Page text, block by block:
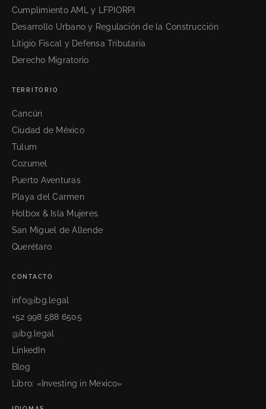
Cumplimiento AML y LFPIORPI
Desarrollo Urbano y Regulación de la Construcción
Litigio Fiscal y Defensa Tributaria
Derecho Migratorio
TERRITORIO
Cancún
Ciudad de México
Tulum
Cozumel
Puerto Aventuras
Playa del Carmen
Holbox & Isla Mujeres
San Miguel de Allende
Querétaro
CONTACTO
info@ibg.legal
+52 998 588 6505
@ibg.legal
LinkedIn
Blog
Libro: «Investing in Mexico»